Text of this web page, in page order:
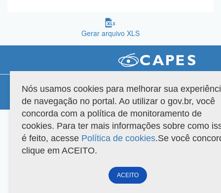
Gerar arquivo XLS
Versão do sistema: 3.88.9 Copyright 2022 Capes. Todos os direitos reservados.
Nós usamos cookies para melhorar sua
de navegação no portal. Ao utilizar o gov.br, você
concorda com a política de monitoramento de
cookies. Para ter mais informações sobre como
é feito, acesse Política de cookies.Se você
clique em ACEITO.
ACEITO